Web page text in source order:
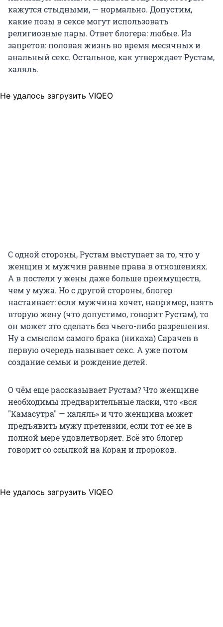
кажутся стыдными, — нормально. Допустим,
какие позы в сексе могут использовать
религиозные пары. Ответ блогера: любые. Из
запретов: половая жизнь во время месячных и
анальный секс. Остальное, как утверждает Рустам,
халяль.
Не удалось загрузить VIQEO
С одной стороны, Рустам выступает за то, что у
женщин и мужчин равные права в отношениях.
А в постели у жены даже больше преимуществ,
чем у мужа. Но с другой стороны, блогер
настаивает: если мужчина хочет, например, взять
вторую жену (что допустимо, говорит Рустам), то
он может это сделать без чьего-либо разрешения.
Ну а смыслом самого брака (никаха) Сарачев в
первую очередь называет секс. А уже потом
создание семьи и рождение детей.
О чём еще рассказывает Рустам? Что женщине
необходимы предварительные ласки, что «вся
"Камасутра" — халяль» и что женщина может
предъявить мужу претензии, если тот ее не в
полной мере удовлетворяет. Всё это блогер
говорит со ссылкой на Коран и пророков.
Не удалось загрузить VIQEO